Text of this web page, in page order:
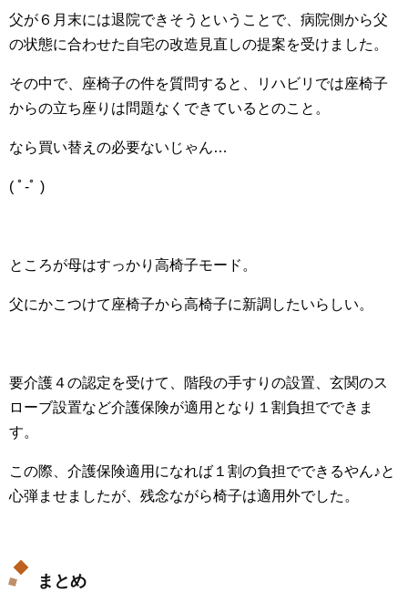
父が６月末には退院できそうということで、病院側から父
の状態に合わせた自宅の改造見直しの提案を受けました。
その中で、座椅子の件を質問すると、リハビリでは座椅子
からの立ち座りは問題なくできているとのこと。
なら買い替えの必要ないじゃん…
( ﾟ-ﾟ )
ところが母はすっかり高椅子モード。
父にかこつけて座椅子から高椅子に新調したいらしい。
要介護４の認定を受けて、階段の手すりの設置、玄関のス
ローブ設置など介護保険が適用となり１割負担でできま
す。
この際、介護保険適用になれば１割の負担でできるやん♪と
心弾ませましたが、残念ながら椅子は適用外でした。
まとめ